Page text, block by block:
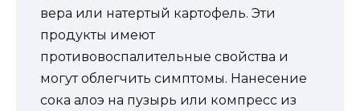
вера или натертый картофель. Эти
продукты имеют
противовоспалительные свойства и
могут облегчить симптомы. Нанесение
сока алоэ на пузырь или компресс из